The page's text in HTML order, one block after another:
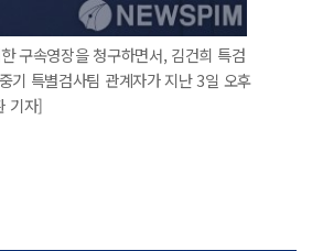
구속영장을 청구하면서, 김건희 특검
기 특별검사팀 관계자가 지난 3일 오후
기자]